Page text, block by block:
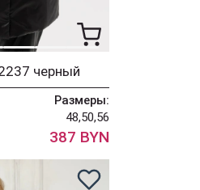
черный
Размеры:
48,50,56
387 BYN